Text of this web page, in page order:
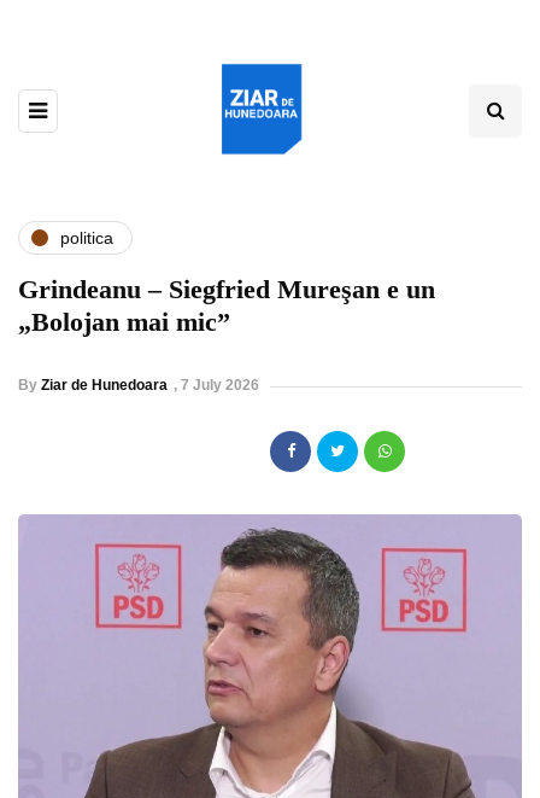
politica
Grindeanu – Siegfried Mureşan e un
„Bolojan mai mic”
By Ziar de Hunedoara , 7 July 2026